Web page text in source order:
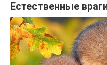
Естественные